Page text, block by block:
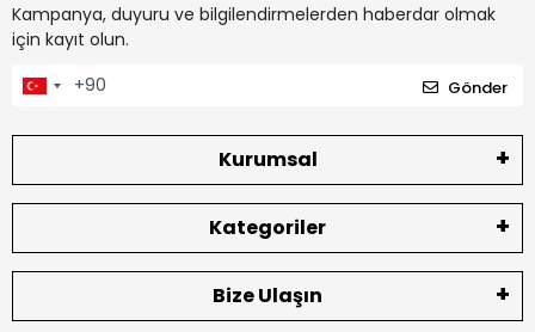
Kampanya, duyuru ve bilgilendirmelerden haberdar olmak
için kayıt olun.
Gönder
Kurumsal
Kategoriler
Bize Ulaşın